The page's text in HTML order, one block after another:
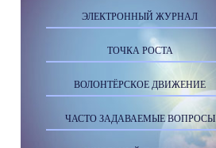
ЭЛЕКТРОННЫЙ ЖУРНАЛ
ТОЧКА РОСТА
ВОЛОНТЁРСКОЕ ДВИЖЕНИЕ
ЧАСТО ЗАДАВАЕМЫЕ ВОПРОСЫ